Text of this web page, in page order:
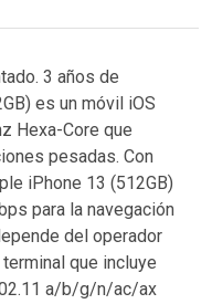
3 años de
es un móvil iOS
Hexa-Core que
pesadas. Con
iPhone 13 (512GB)
para la navegación
del operador
que incluye
a/b/g/n/ac/ax